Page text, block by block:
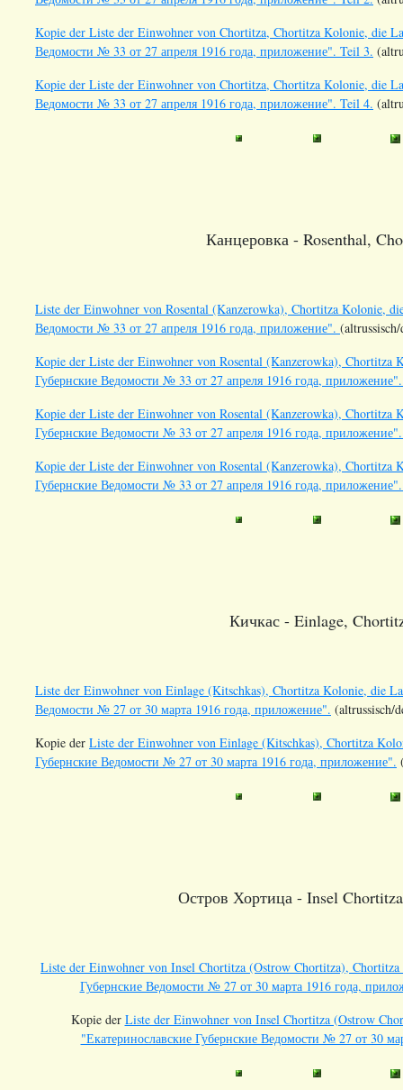
Kopie der Liste der Einwohner von Chortitza, Chortitza Kolonie, die
Ведомости № 33 от 27 апреля 1916 года, приложение". Teil 3.
Kopie der Liste der Einwohner von Chortitza, Chortitza Kolonie, die
Ведомости № 33 от 27 апреля 1916 года, приложение". Teil 4.
Канцеровка - Rosenthal,
Liste der Einwohner von Rosental (Kanzerowka), Chortitza Kolonie,
Ведомости № 33 от 27 апреля 1916 года, приложение".
Kopie der Liste der Einwohner von Rosental (Kanzerowka), Chortitza
Губернские Ведомости № 33 от 27 апреля 1916 года,
Kopie der Liste der Einwohner von Rosental (Kanzerowka), Chortitza
Губернские Ведомости № 33 от 27 апреля 1916 года,
Kopie der Liste der Einwohner von Rosental (Kanzerowka), Chortitza
Губернские Ведомости № 33 от 27 апреля 1916 года,
Кичкас - Einlage,
Liste der Einwohner von Einlage (Kitschkas), Chortitza Kolonie, die
Ведомости № 27 от 30 марта 1916 года, приложение". (altrussisch/
Kopie der Liste der Einwohner von Einlage (Kitschkas), Chortitza
Губернские Ведомости № 27 от 30 марта 1916 года, приложение".
Остров Хортица - Insel
Liste der Einwohner von Insel Chortitza (Ostrow Chortitza),
Губернские Ведомости № 27 от 30 марта 1916 года,
Kopie der Liste der Einwohner von Insel Chortitza (Ostrow
"Екатеринославские Губернские Ведомости № 27 от 30